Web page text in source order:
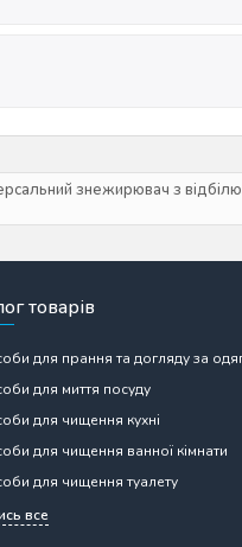
знежирювач з
товарів
для прання та догляду за
для миття посуду
для чищення кухні
для чищення ванної кімнати
для чищення туалету
все